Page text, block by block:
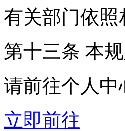
有关部门依
第十三条 本
请前往个人
立即前往